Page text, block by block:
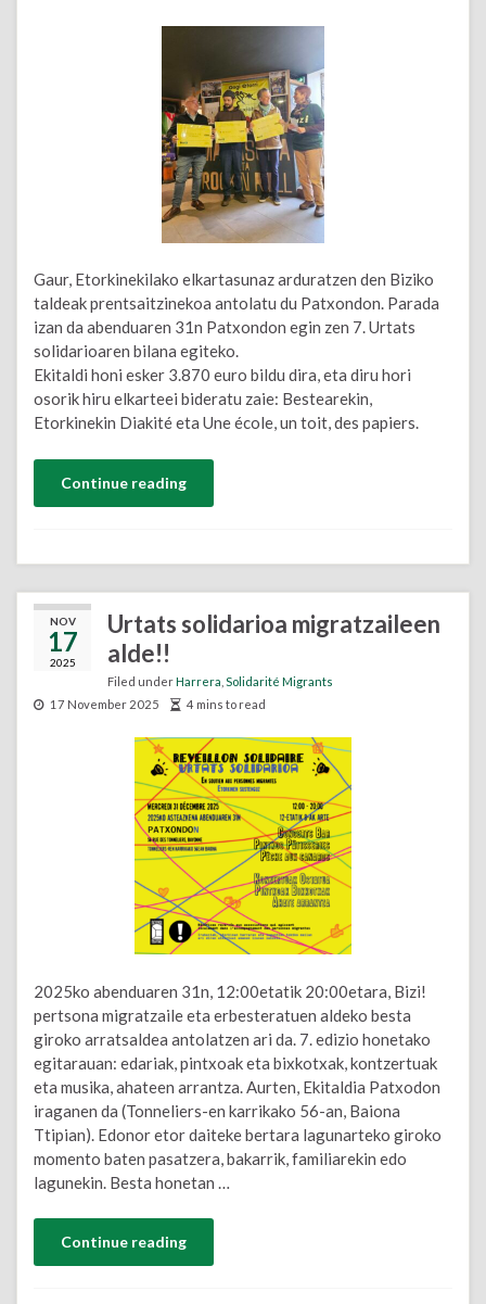
Gaur, Etorkinekilako elkartasunaz arduratzen den Biziko
taldeak prentsaitzinekoa antolatu du Patxondon. Parada
izan da abenduaren 31n Patxondon egin zen 7. Urtats
solidarioaren bilana egiteko.
Ekitaldi honi esker 3.870 euro bildu dira, eta diru hori
osorik hiru elkarteei bideratu zaie: Bestearekin,
Etorkinekin Diakité eta Une école, un toit, des papiers.
Continue reading
NOV
17
2025
Urtats solidarioa migratzaileen
alde!!
Filed underHarrera Solidarité Migrants
17 November 2025
4 mins to read
2025ko abenduaren 31n, 12:00etatik 20:00etara, Bizi!
pertsona migratzaile eta erbesteratuen aldeko besta
giroko arratsaldea antolatzen ari da. 7. edizio honetako
egitarauan: edariak, pintxoak eta bixkotxak, kontzertuak
eta musika, ahateen arrantza. Aurten, Ekitaldia Patxodon
iraganen da (Tonneliers-en karrikako 56-an, Baiona
Ttipian). Edonor etor daiteke bertara lagunarteko giroko
momento baten pasatzera, bakarrik, familiarekin edo
lagunekin. Besta honetan …
Continue reading